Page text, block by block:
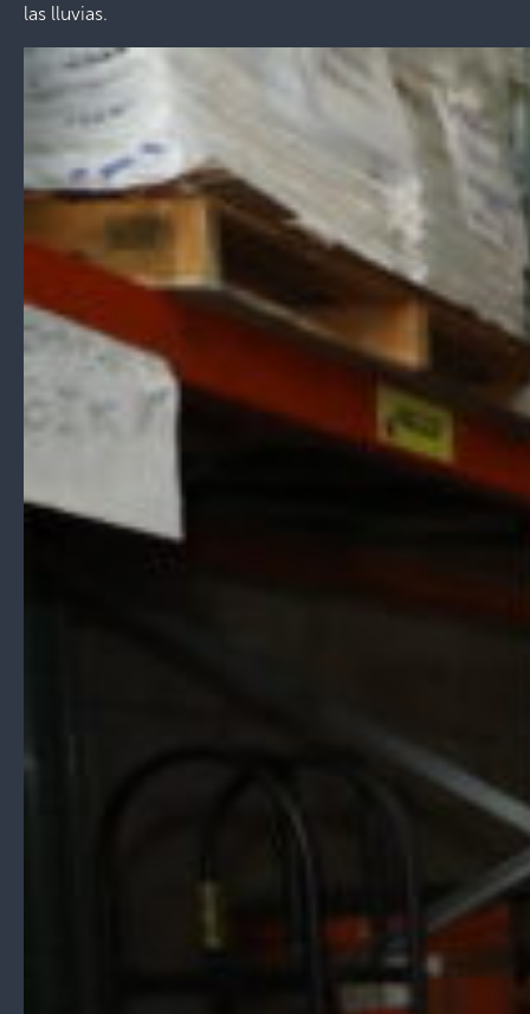
las lluvias.